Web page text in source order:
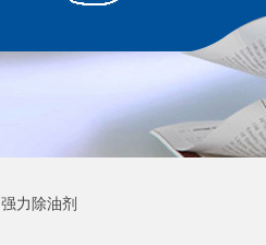
强力除油剂